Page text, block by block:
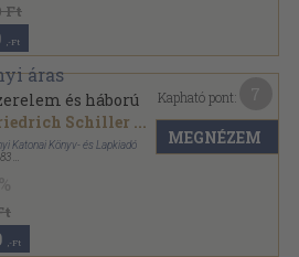
Ft
,-Ft
és háború
Schiller ...
Katonai Könyv- és Lapkiadó
kemény papírkötés
,-Ft
Kapható pont:
MEGNÉZEM